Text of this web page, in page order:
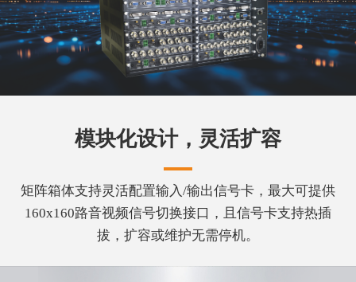
模块化设计，灵活扩容
矩阵箱体支持灵活配置输入/输出信号卡，最大可提供
160x160路音视频信号切换接口，且信号卡支持热插
拔，扩容或维护无需停机。